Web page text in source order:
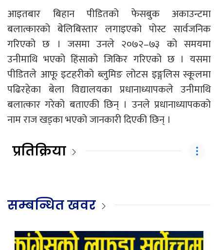
आइतबार बिहान पीडितको फेसबुक अकाउन्टमा
बलात्कारको बेलिबिस्तार लगाइएको पोस्ट सार्वजनिक
गरिएको छ । जसमा उनले २०७२–७३ को समयमा
उनीमाथि भएको हिंसाको जिकिर गरिएको छ । यसमा
पीडितले आफू इटहरीको ब्लुमिङ लोटस इङ्गलिस स्कूलमा
पढिरहेका बेला विद्यालयका प्रधानाध्यापकले उनीमाथि
बलात्कार गरेको बताएकी छिन् । उनले प्रधानाध्यापकको
नाम राज खड्का भएको जानकारी दिएकी छिन् ।
प्रतिक्रिया
सम्बन्धित खवर